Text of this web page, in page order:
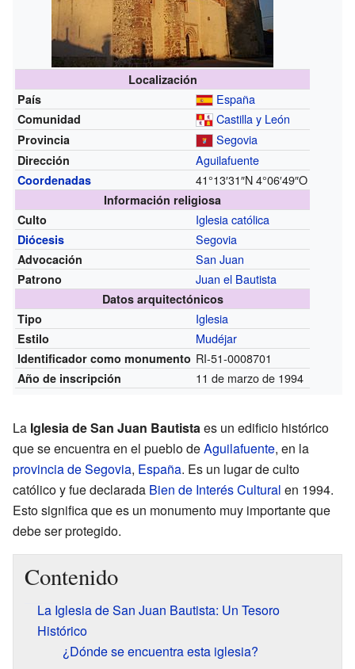
Localización
País
España
Comunidad Castilla y León
Provincia Segovia
Dirección Aguilafuente
Coordenadas 41°13′31″N4°06′49″O
Información religiosa
Culto
Iglesia católica
Diócesis Segovia
Advocación San Juan
Patrono Juan el Bautista
Datos arquitectónicos
Tipo
Iglesia
Estilo Mudéjar
Identificador como monumento RI-51-0008701
Año de inscripción 11 de marzo de 1994
La Iglesia de San Juan Bautistaes un edificio histórico
que se encuentra en el pueblo deAguilafuente, en la
provincia de Segovia, España. Es un lugar de culto
católico y fue declarada Bien de Interés Cultural en 1994.
Esto significa que es un monumento muy importante que
debe ser protegido.
Contenido
La Iglesia de San Juan Bautista: Un Tesoro
Histórico
¿Dónde se encuentra esta iglesia?